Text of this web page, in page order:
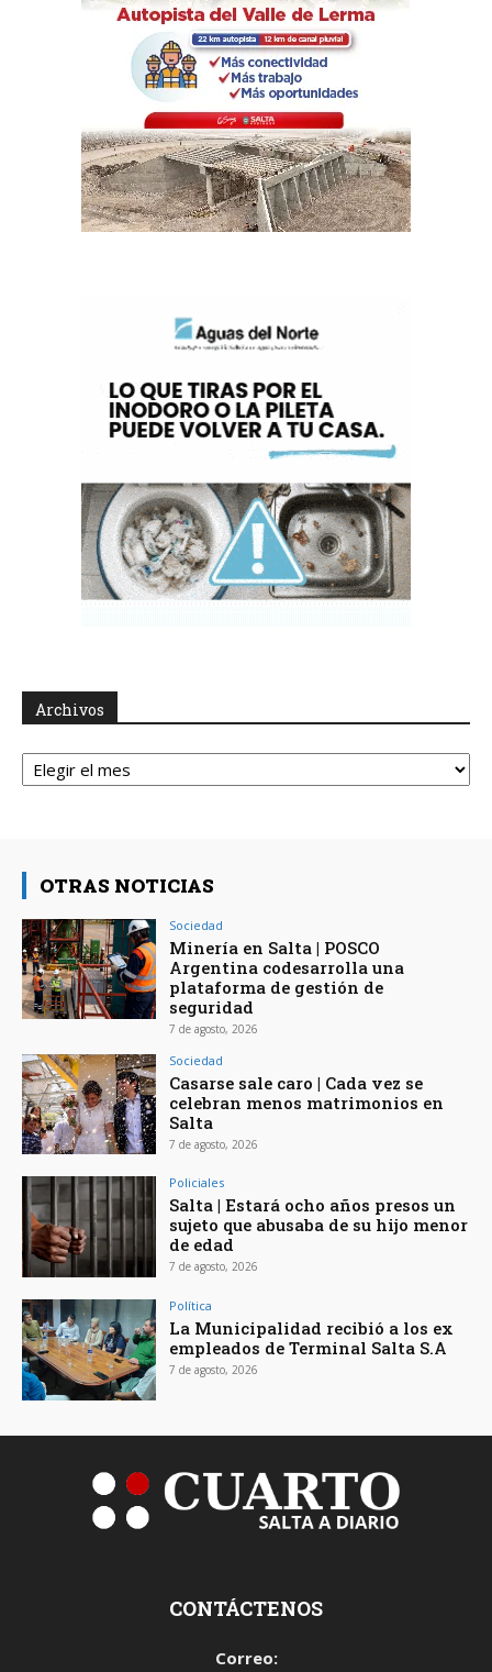
Archivos
Archivos
OTRAS NOTICIAS
Sociedad
Minería en Salta | POSCO
Argentina codesarrolla una
plataforma de gestión de
seguridad
7 de agosto, 2026
Sociedad
Casarse sale caro | Cada vez se
celebran menos matrimonios en
Salta
7 de agosto, 2026
Policiales
Salta | Estará ocho años presos un
sujeto que abusaba de su hijo menor
de edad
7 de agosto, 2026
Política
La Municipalidad recibió a los ex
empleados de Terminal Salta S.A
7 de agosto, 2026
CONTÁCTENOS
Correo: